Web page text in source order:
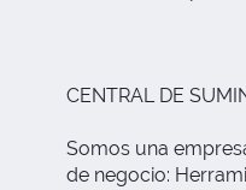
CENTRAL DE
Somos una
de negocio: